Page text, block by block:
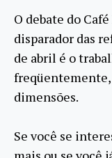
O debate do
disparador das
de abril é o
freqüentemente,
dimensões.
Se você se